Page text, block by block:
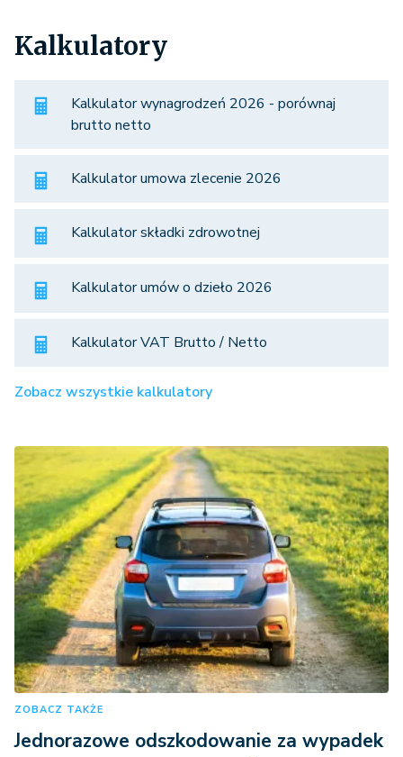
Kalkulatory
Kalkulator wynagrodzeń 2026 - porównaj
brutto netto
Kalkulator umowa zlecenie 2026
Kalkulator składki zdrowotnej
Kalkulator umów o dzieło 2026
Kalkulator VAT Brutto / Netto
Zobacz wszystkie kalkulatory
ZOBACZ TAKŻE
Jednorazowe odszkodowanie za wypadek